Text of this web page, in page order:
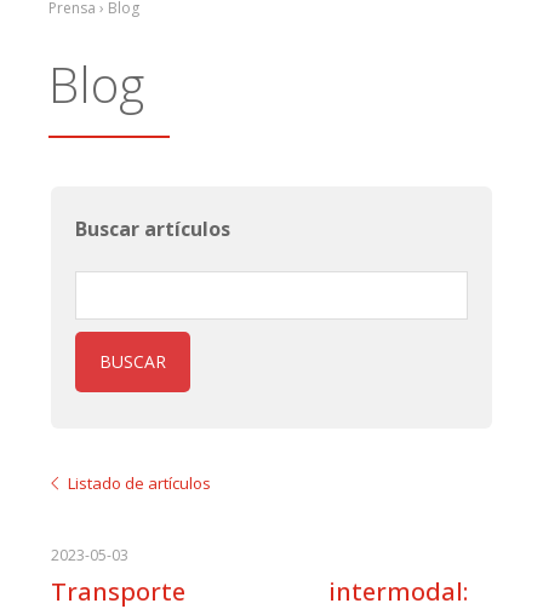
Prensa › Blog
Blog
Listado de artículos
2023-05-03
Transporte intermodal:
Buscar artículos
BUSCAR